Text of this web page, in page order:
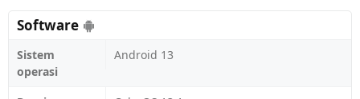
Software
Sistem
operasi
Android 13